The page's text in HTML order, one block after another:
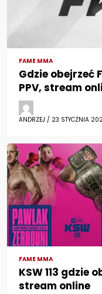
FAME MMA
Gdzie obejrzeć
PPV, stream
ANDRZEJ / 23 STYCZNIA
FAME MMA
KSW 113 gdzie
stream online